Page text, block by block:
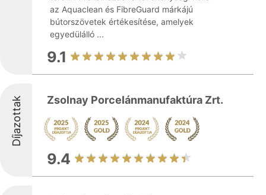
az Aquaclean és FibreGuard márkájú
bútorszövetek értékesítése, amelyek
egyedülálló ...
9.1
Díjazottak Zsolnay Porcelánmanufaktúra Zrt.
9.4